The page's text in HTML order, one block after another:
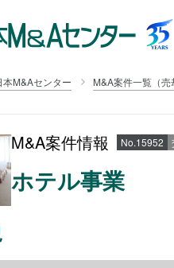
M&Aセンター M&A案件一覧（売
M&A案件情報 No.15952
ホテル事業